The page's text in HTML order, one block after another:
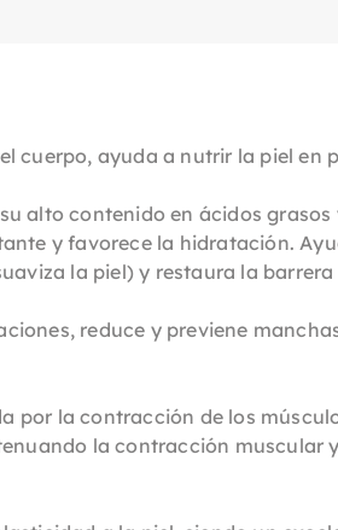
cuerpo, ayuda a nutrir la piel en
alto contenido en ácidos
y favorece la hidratación.
la piel) y restaura la
reduce y previene
la contracción de los
la contracción muscular